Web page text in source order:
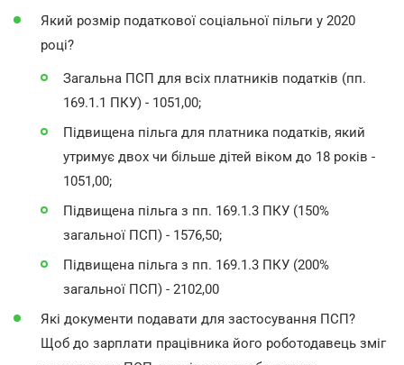
Який розмір податкової соціальної пільги у 2020
році?
Загальна ПСП для всіх платників податків (пп.
169.1.1 ПКУ) - 1051,00;
Підвищена пільга для платника податків, який
утримує двох чи більше дітей віком до 18 років -
1051,00;
Підвищена пільга з пп. 169.1.3 ПКУ (150%
загальної ПСП) - 1576,50;
Підвищена пільга з пп. 169.1.3 ПКУ (200%
загальної ПСП) - 2102,00
Які документи подавати для застосування ПСП?
Щоб до зарплати працівника його роботодавець зміг